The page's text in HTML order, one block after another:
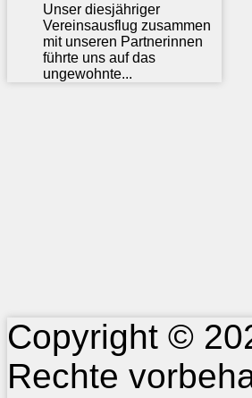
Unser diesjähriger
Vereinsausflug zusammen
mit unseren Partnerinnen
führte uns auf das
ungewohnte...
Copyright ©
Rechte